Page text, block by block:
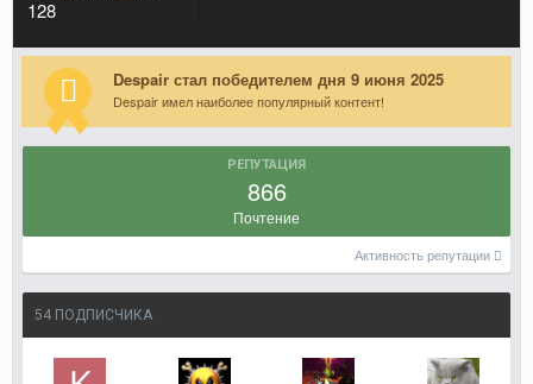
128
Despair стал победителем дня 9 июня 2025
Despair имел наиболее популярный контент!
РЕПУТАЦИЯ
866
Почтение
Активность репутации
54 ПОДПИСЧИКА